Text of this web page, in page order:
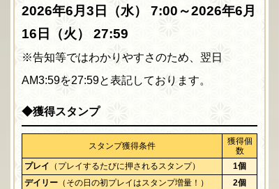
2026年6月3日（水） 7:00～2026年6月
16日（火） 27:59
※告知等ではわかりやすさのため、翌日
AM3:59を27:59と表記しております。
◆獲得スタンプ
スタンプ獲得条件
獲得個
数
プレイ （プレイするたびに押されるスタンプ）
1個
デイリー （その日の初プレイはスタンプ増量！）
2個